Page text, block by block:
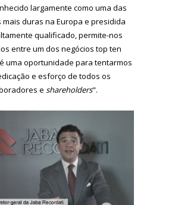
largamente como uma das
mais duras na Europa e presidida
qualificado, permite-nos
entre um dos negócios top ten
uma oportunidade para tentarmos
e esforço de todos os
e shareholders".